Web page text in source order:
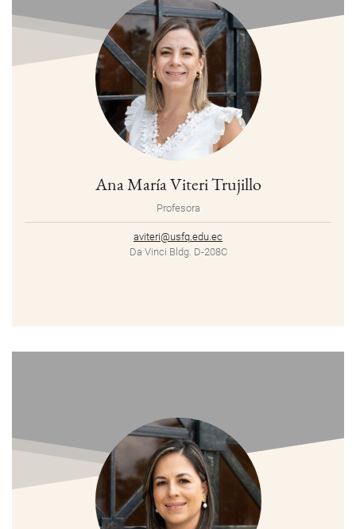
Ana María Viteri Trujillo
Profesora
aviteri@usfq.edu.ec
Da Vinci Bldg. D-208C